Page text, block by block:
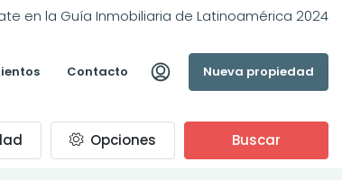
en la Guía Inmobiliaria de Latinoamérica 2024
Contacto Nueva propiedad
Opciones Buscar